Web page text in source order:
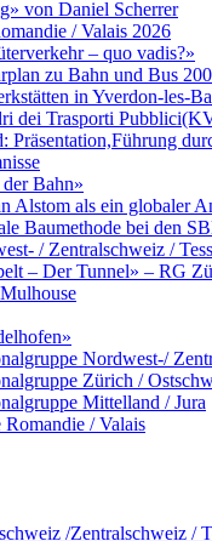
von Daniel Scherrer
/ Valais 2026
– quo vadis?»
zu Bahn und Bus
in Yverdon-les-
dei Trasporti
Präsentation,Führung
Bahn»
Alstom als ein globaler
Baumethode bei den
/ Zentralschweiz /
– Der Tunnel» – RG
Nordwest-/
Zürich /
Mittelland / Jura
/ Valais
/Zentralschweiz /